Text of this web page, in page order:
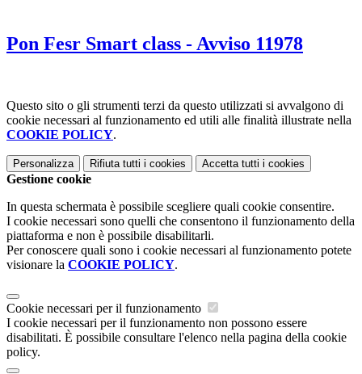
Pon Fesr Smart class - Avviso 11978
Questo sito o gli strumenti terzi da questo utilizzati si avvalgono di
cookie necessari al funzionamento ed utili alle finalità illustrate nella
COOKIE POLICY.
Personalizza Rifiuta tutti i cookies Accetta tutti i cookies
Gestione cookie
In questa schermata è possibile scegliere quali cookie consentire.
I cookie necessari sono quelli che consentono il funzionamento della
piattaforma e non è possibile disabilitarli.
Per conoscere quali sono i cookie necessari al funzionamento potete
visionare la COOKIE POLICY.
Cookie necessari per il funzionamento
I cookie necessari per il funzionamento non possono essere
disabilitati. È possibile consultare l'elenco nella pagina della cookie
policy.